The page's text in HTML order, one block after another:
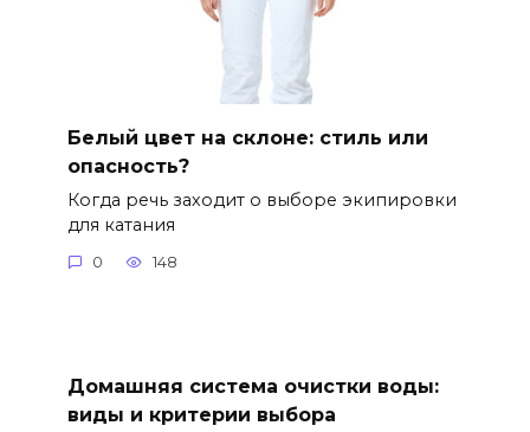
Белый цвет на склоне: стиль или
опасность?
Когда речь заходит о выборе экипировки
для катания
0 148
Домашняя система очистки воды:
виды и критерии выбора